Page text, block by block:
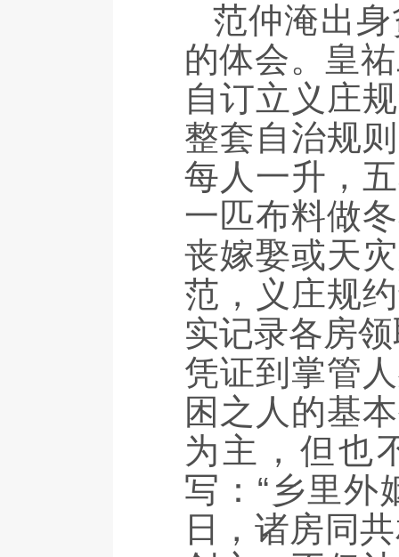
范仲淹出
的体会。皇
自订立义庄
整套自治规
每人一升，
一匹布料做
丧嫁娶或天
范，义庄规
实记录各房
凭证到掌管
困之人的基
为主，但也
写：“乡里外
日，诸房同